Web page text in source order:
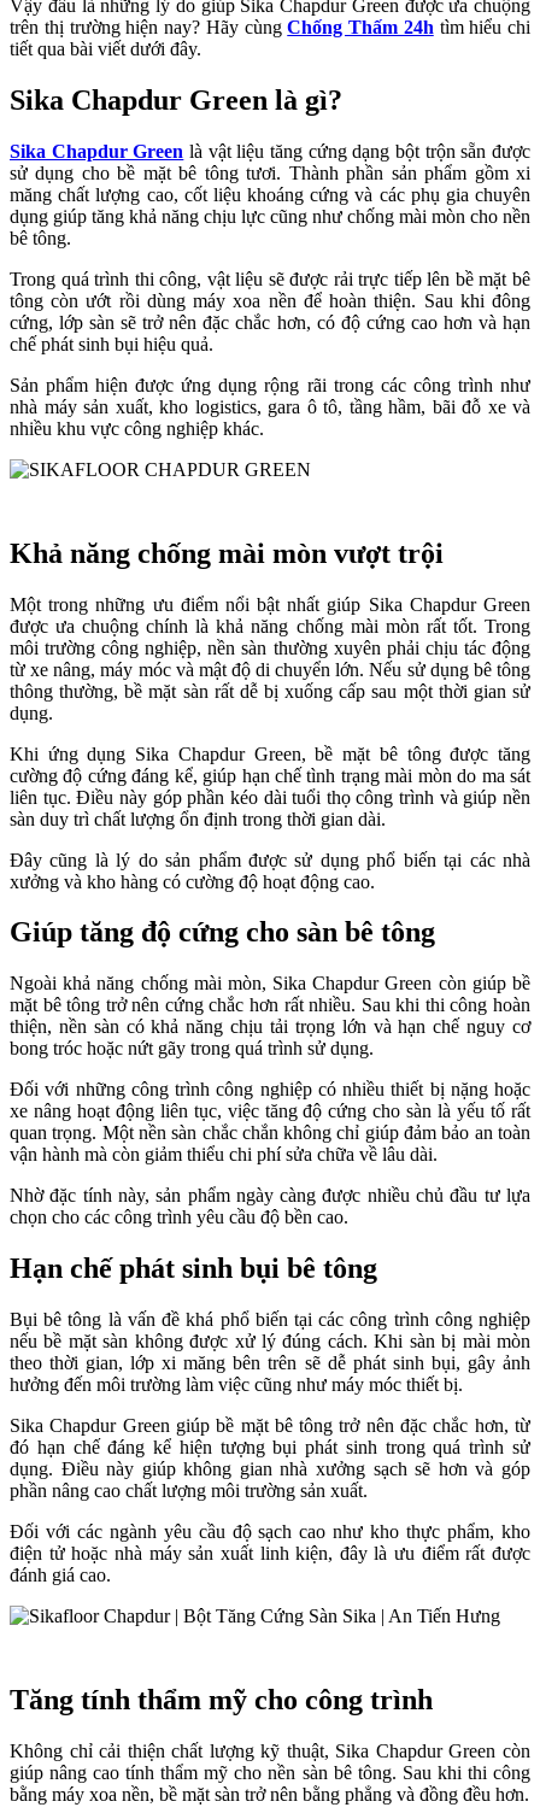
Vậy đâu là những lý do giúp Sika Chapdur Green được ưa chuộng
trên thị trường hiện nay? Hãy cùngChống Thấm 24h tìm hiểu chi
tiết qua bài viết dưới đây.
Sika Chapdur Green là gì?
Sika Chapdur Green là vật liệu tăng cứng dạng bột trộn sẵn được
sử dụng cho bề mặt bê tông tươi. Thành phần sản phẩm gồm xi
măng chất lượng cao, cốt liệu khoáng cứng và các phụ gia chuyên
dụng giúp tăng khả năng chịu lực cũng như chống mài mòn cho nền
bê tông.
Trong quá trình thi công, vật liệu sẽ được rải trực tiếp lên bề mặt bê
tông còn ướt rồi dùng máy xoa nền để hoàn thiện. Sau khi đông
cứng, lớp sàn sẽ trở nên đặc chắc hơn, có độ cứng cao hơn và hạn
chế phát sinh bụi hiệu quả.
Sản phẩm hiện được ứng dụng rộng rãi trong các công trình như
nhà máy sản xuất, kho logistics, gara ô tô, tầng hầm, bãi đỗ xe và
nhiều khu vực công nghiệp khác.
Khả năng chống mài mòn vượt trội
Một trong những ưu điểm nổi bật nhất giúp Sika Chapdur Green
được ưa chuộng chính là khả năng chống mài mòn rất tốt. Trong
môi trường công nghiệp, nền sàn thường xuyên phải chịu tác động
từ xe nâng, máy móc và mật độ di chuyển lớn. Nếu sử dụng bê tông
thông thường, bề mặt sàn rất dễ bị xuống cấp sau một thời gian sử
dụng.
Khi ứng dụng Sika Chapdur Green, bề mặt bê tông được tăng
cường độ cứng đáng kể, giúp hạn chế tình trạng mài mòn do ma sát
liên tục. Điều này góp phần kéo dài tuổi thọ công trình và giúp nền
sàn duy trì chất lượng ổn định trong thời gian dài.
Đây cũng là lý do sản phẩm được sử dụng phổ biến tại các nhà
xưởng và kho hàng có cường độ hoạt động cao.
Giúp tăng độ cứng cho sàn bê tông
Ngoài khả năng chống mài mòn, Sika Chapdur Green còn giúp bề
mặt bê tông trở nên cứng chắc hơn rất nhiều. Sau khi thi công hoàn
thiện, nền sàn có khả năng chịu tải trọng lớn và hạn chế nguy cơ
bong tróc hoặc nứt gãy trong quá trình sử dụng.
Đối với những công trình công nghiệp có nhiều thiết bị nặng hoặc
xe nâng hoạt động liên tục, việc tăng độ cứng cho sàn là yếu tố rất
quan trọng. Một nền sàn chắc chắn không chỉ giúp đảm bảo an toàn
vận hành mà còn giảm thiểu chi phí sửa chữa về lâu dài.
Nhờ đặc tính này, sản phẩm ngày càng được nhiều chủ đầu tư lựa
chọn cho các công trình yêu cầu độ bền cao.
Hạn chế phát sinh bụi bê tông
Bụi bê tông là vấn đề khá phổ biến tại các công trình công nghiệp
nếu bề mặt sàn không được xử lý đúng cách. Khi sàn bị mài mòn
theo thời gian, lớp xi măng bên trên sẽ dễ phát sinh bụi, gây ảnh
hưởng đến môi trường làm việc cũng như máy móc thiết bị.
Sika Chapdur Green giúp bề mặt bê tông trở nên đặc chắc hơn, từ
đó hạn chế đáng kể hiện tượng bụi phát sinh trong quá trình sử
dụng. Điều này giúp không gian nhà xưởng sạch sẽ hơn và góp
phần nâng cao chất lượng môi trường sản xuất.
Đối với các ngành yêu cầu độ sạch cao như kho thực phẩm, kho
điện tử hoặc nhà máy sản xuất linh kiện, đây là ưu điểm rất được
đánh giá cao.
Tăng tính thẩm mỹ cho công trình
Không chỉ cải thiện chất lượng kỹ thuật, Sika Chapdur Green còn
giúp nâng cao tính thẩm mỹ cho nền sàn bê tông. Sau khi thi công
bằng máy xoa nền, bề mặt sàn trở nên bằng phẳng và đồng đều hơn.